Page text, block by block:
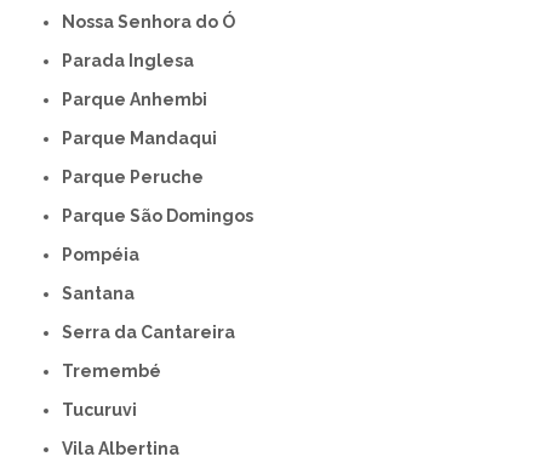
Nossa Senhora do Ó
Parada Inglesa
Parque Anhembi
Parque Mandaqui
Parque Peruche
Parque São Domingos
Pompéia
Santana
Serra da Cantareira
Tremembé
Tucuruvi
Vila Albertina